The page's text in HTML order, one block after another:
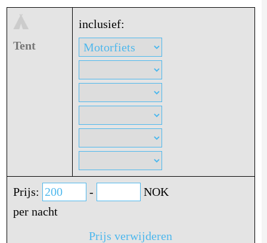
Tent
inclusief:
Prijs: -
NOK
per nacht
Prijs verwijderen